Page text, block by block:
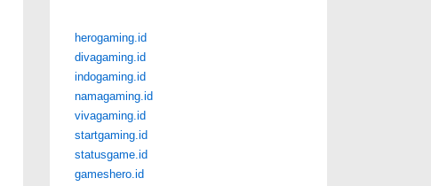
herogaming.id
divagaming.id
indogaming.id
namagaming.id
vivagaming.id
startgaming.id
statusgame.id
gameshero.id